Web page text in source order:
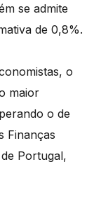
se admite
de 0,8%.
o
maior
o de
Finanças
Portugal,